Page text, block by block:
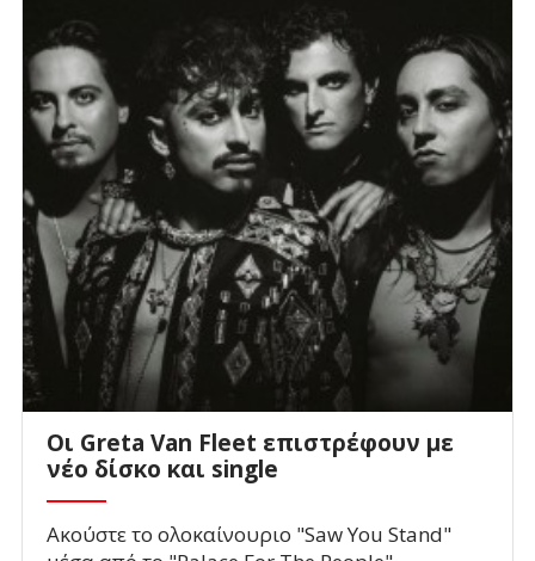
Οι Greta Van Fleet επιστρέφουν με
νέο δίσκο και single
Ακούστε το ολοκαίνουριο "Saw You Stand"